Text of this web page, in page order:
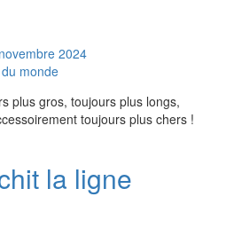
novembre 2024
monde
plus gros, toujours plus longs,
toujours plus chers !
la ligne